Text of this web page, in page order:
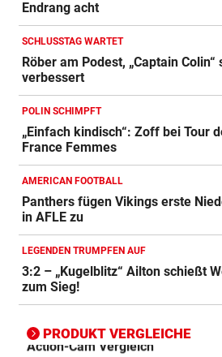
Endrang acht
SCHLUSSTAG WARTET
Röber am Podest, „Captain Colin“
verbessert
POLIN SCHIMPFT
„Einfach kindisch“: Zoff bei Tour
France Femmes
AMERICAN FOOTBALL
Panthers fügen Vikings erste
in AFLE zu
LEGENDEN TRUMPFEN AUF
3:2 – „Kugelblitz“ Ailton schießt
zum Sieg!
PRODUKT VERGLEICHE
Action-Cam Vergleich
ZUM VERGLEICH
Crosstrainer Vergleich
ZUM VERGLEICH
Elektro-Scooter Vergleich
ZUM VERGLEICH
Ergometer Vergleich
ZUM VERGLEICH